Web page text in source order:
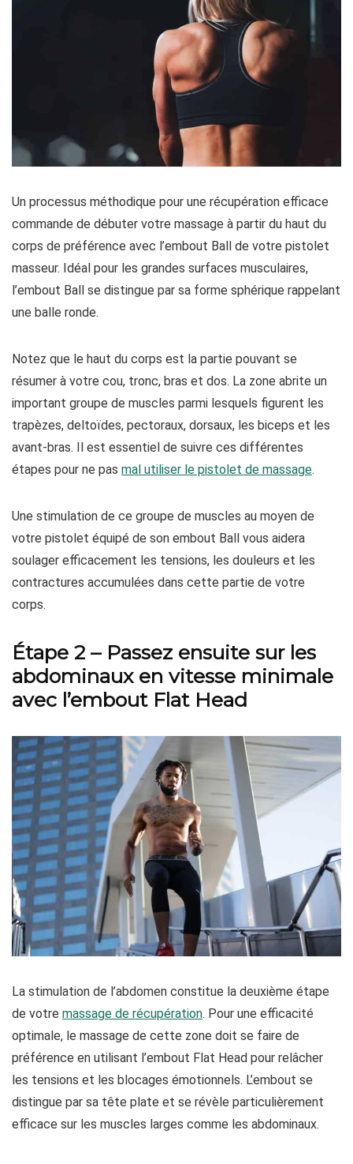
Un processus méthodique pour une récupération efficace
commande de débuter votre massage à partir du haut du
corps de préférence avec l’embout Ball de votre pistolet
masseur. Idéal pour les grandes surfaces musculaires,
l’embout Ball se distingue par sa forme sphérique rappelant
une balle ronde.
Notez que le haut du corps est la partie pouvant se
résumer à votre cou, tronc, bras et dos. La zone abrite un
important groupe de muscles parmi lesquels figurent les
trapèzes, deltoïdes, pectoraux, dorsaux, les biceps et les
avant-bras. Il est essentiel de suivre ces différentes
étapes pour ne pas mal utiliser le pistolet de massage.
Une stimulation de ce groupe de muscles au moyen de
votre pistolet équipé de son embout Ball vous aidera
soulager efficacement les tensions, les douleurs et les
contractures accumulées dans cette partie de votre
corps.
Étape 2 – Passez ensuite sur les
abdominaux en vitesse minimale
avec l’embout Flat Head
La stimulation de l’abdomen constitue la deuxième étape
de votre massage de récupération. Pour une efficacité
optimale, le massage de cette zone doit se faire de
préférence en utilisant l’embout Flat Head pour relâcher
les tensions et les blocages émotionnels. L’embout se
distingue par sa tête plate et se révèle particulièrement
efficace sur les muscles larges comme les abdominaux.